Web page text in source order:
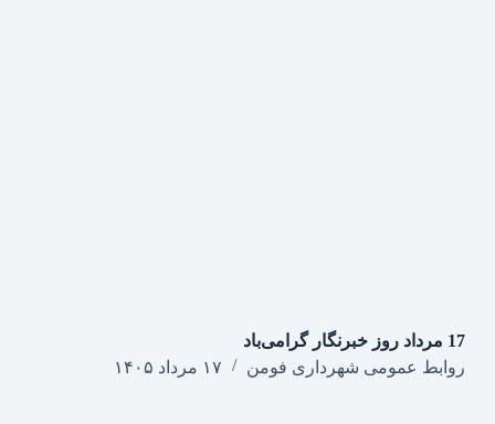
17 مرداد روز خبرنگار گرامی‌باد
روابط عمومی شهرداری فومن
۱۷ مرداد ۱۴۰۵